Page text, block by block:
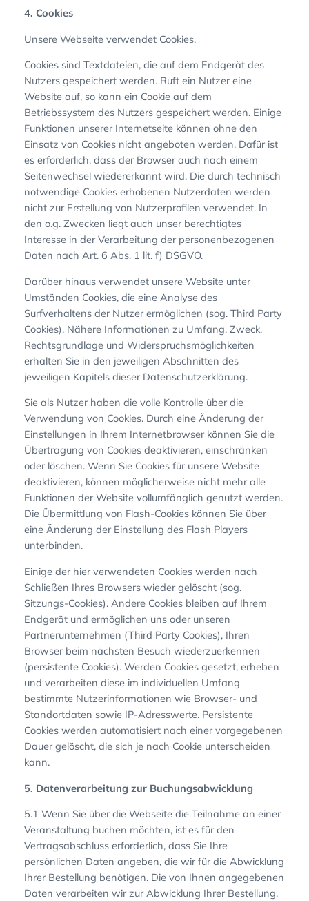
4. Cookies
Unsere Webseite verwendet Cookies.
Cookies sind Textdateien, die auf dem Endgerät des
Nutzers gespeichert werden. Ruft ein Nutzer eine
Website auf, so kann ein Cookie auf dem
Betriebssystem des Nutzers gespeichert werden. Einige
Funktionen unserer Internetseite können ohne den
Einsatz von Cookies nicht angeboten werden. Dafür ist
es erforderlich, dass der Browser auch nach einem
Seitenwechsel wiedererkannt wird. Die durch technisch
notwendige Cookies erhobenen Nutzerdaten werden
nicht zur Erstellung von Nutzerprofilen verwendet. In
den o.g. Zwecken liegt auch unser berechtigtes
Interesse in der Verarbeitung der personenbezogenen
Daten nach Art. 6 Abs. 1 lit. f) DSGVO.
Darüber hinaus verwendet unsere Website unter
Umständen Cookies, die eine Analyse des
Surfverhaltens der Nutzer ermöglichen (sog. Third Party
Cookies). Nähere Informationen zu Umfang, Zweck,
Rechtsgrundlage und Widerspruchsmöglichkeiten
erhalten Sie in den jeweiligen Abschnitten des
jeweiligen Kapitels dieser Datenschutzerklärung.
Sie als Nutzer haben die volle Kontrolle über die
Verwendung von Cookies. Durch eine Änderung der
Einstellungen in Ihrem Internetbrowser können Sie die
Übertragung von Cookies deaktivieren, einschränken
oder löschen. Wenn Sie Cookies für unsere Website
deaktivieren, können möglicherweise nicht mehr alle
Funktionen der Website vollumfänglich genutzt werden.
Die Übermittlung von Flash-Cookies können Sie über
eine Änderung der Einstellung des Flash Players
unterbinden.
Einige der hier verwendeten Cookies werden nach
Schließen Ihres Browsers wieder gelöscht (sog.
Sitzungs-Cookies). Andere Cookies bleiben auf Ihrem
Endgerät und ermöglichen uns oder unseren
Partnerunternehmen (Third Party Cookies), Ihren
Browser beim nächsten Besuch wiederzuerkennen
(persistente Cookies). Werden Cookies gesetzt, erheben
und verarbeiten diese im individuellen Umfang
bestimmte Nutzerinformationen wie Browser- und
Standortdaten sowie IP-Adresswerte. Persistente
Cookies werden automatisiert nach einer vorgegebenen
Dauer gelöscht, die sich je nach Cookie unterscheiden
kann.
5. Datenverarbeitung zur Buchungsabwicklung
5.1 Wenn Sie über die Webseite die Teilnahme an einer
Veranstaltung buchen möchten, ist es für den
Vertragsabschluss erforderlich, dass Sie Ihre
persönlichen Daten angeben, die wir für die Abwicklung
Ihrer Bestellung benötigen. Die von Ihnen angegebenen
Daten verarbeiten wir zur Abwicklung Ihrer Bestellung.